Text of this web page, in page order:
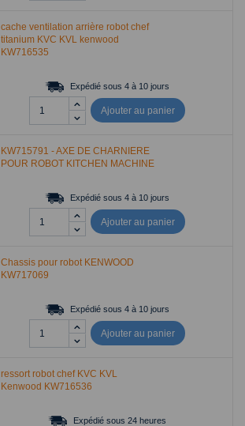
cache ventilation arrière robot chef
titanium KVC KVL kenwood
KW716535
Expédié sous 4 à 10 jours
Ajouter au panier
KW715791 - AXE DE CHARNIERE
POUR ROBOT KITCHEN MACHINE
Expédié sous 4 à 10 jours
Ajouter au panier
Chassis pour robot KENWOOD
KW717069
Expédié sous 4 à 10 jours
Ajouter au panier
ressort robot chef KVC KVL
Kenwood KW716536
Expédié sous 24 heures